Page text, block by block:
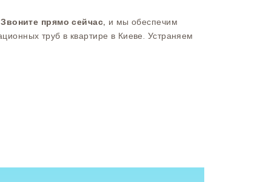
Звоните прямо сейчас, и мы обеспечим
труб в квартире в Киеве. Устраняем